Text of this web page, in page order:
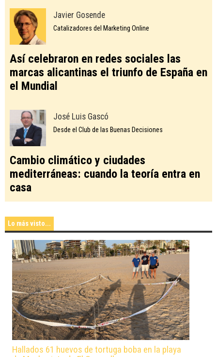
Javier Gosende
Catalizadores del Marketing Online
Así celebraron en redes sociales las
marcas alicantinas el triunfo de España en
el Mundial
José Luis Gascó
Desde el Club de las Buenas Decisiones
Cambio climático y ciudades
mediterráneas: cuando la teoría entra en
casa
Lo más visto...
Hallados 61 huevos de tortuga boba en la playa